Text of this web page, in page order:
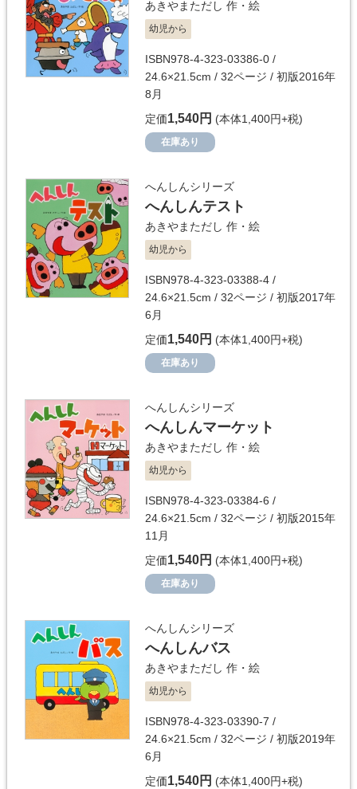
あきやまただし 作・絵
幼児から
ISBN978-4-323-03386-0 /
24.6×21.5cm / 32ページ / 初版2016年
8月
定価1,540円 (本体1,400円+税)
在庫あり
へんしんシリーズ
へんしんテスト
あきやまただし 作・絵
幼児から
ISBN978-4-323-03388-4 /
24.6×21.5cm / 32ページ / 初版2017年
6月
定価1,540円 (本体1,400円+税)
在庫あり
へんしんシリーズ
へんしんマーケット
あきやまただし 作・絵
幼児から
ISBN978-4-323-03384-6 /
24.6×21.5cm / 32ページ / 初版2015年
11月
定価1,540円 (本体1,400円+税)
在庫あり
へんしんシリーズ
へんしんバス
あきやまただし 作・絵
幼児から
ISBN978-4-323-03390-7 /
24.6×21.5cm / 32ページ / 初版2019年
6月
定価1,540円 (本体1,400円+税)